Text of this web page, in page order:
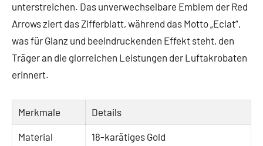
unterstreichen. Das unverwechselbare Emblem der Red
Arrows ziert das Zifferblatt, während das Motto „Eclat“,
was für Glanz und beeindruckenden Effekt steht, den
Träger an die glorreichen Leistungen der Luftakrobaten
erinnert.
Merkmale Details
Material 18-karätiges Gold